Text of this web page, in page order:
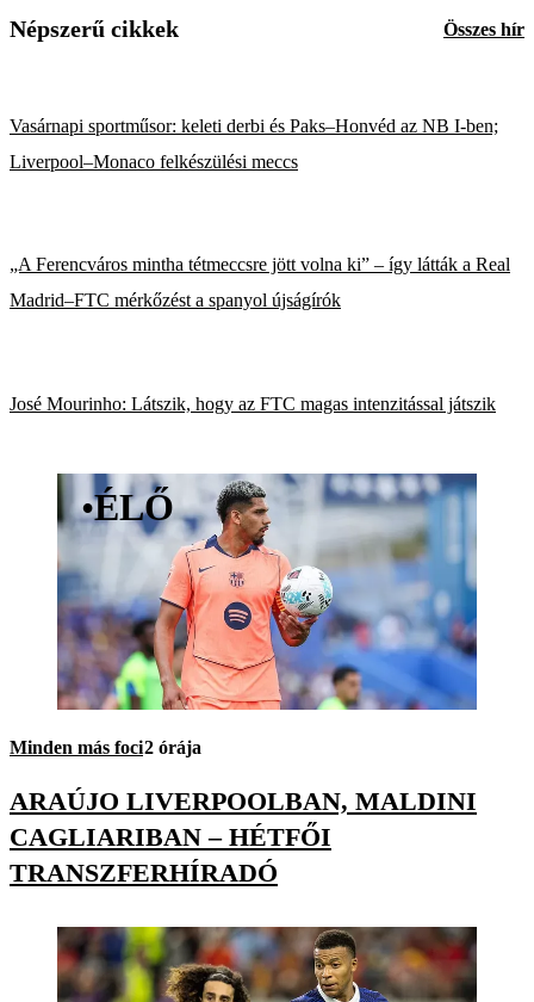
Népszerű cikkek Összes hír
Vasárnapi sportműsor: keleti derbi és Paks–Honvéd az NB I-ben;
Liverpool–Monaco felkészülési meccs
„A Ferencváros mintha tétmeccsre jött volna ki” – így látták a Real
Madrid–FTC mérkőzést a spanyol újságírók
José Mourinho: Látszik, hogy az FTC magas intenzitással játszik
•ÉLŐ
Minden más foci2 órája
ARAÚJO LIVERPOOLBAN, MALDINI
CAGLIARIBAN – HÉTFŐI
TRANSZFERHÍRADÓ